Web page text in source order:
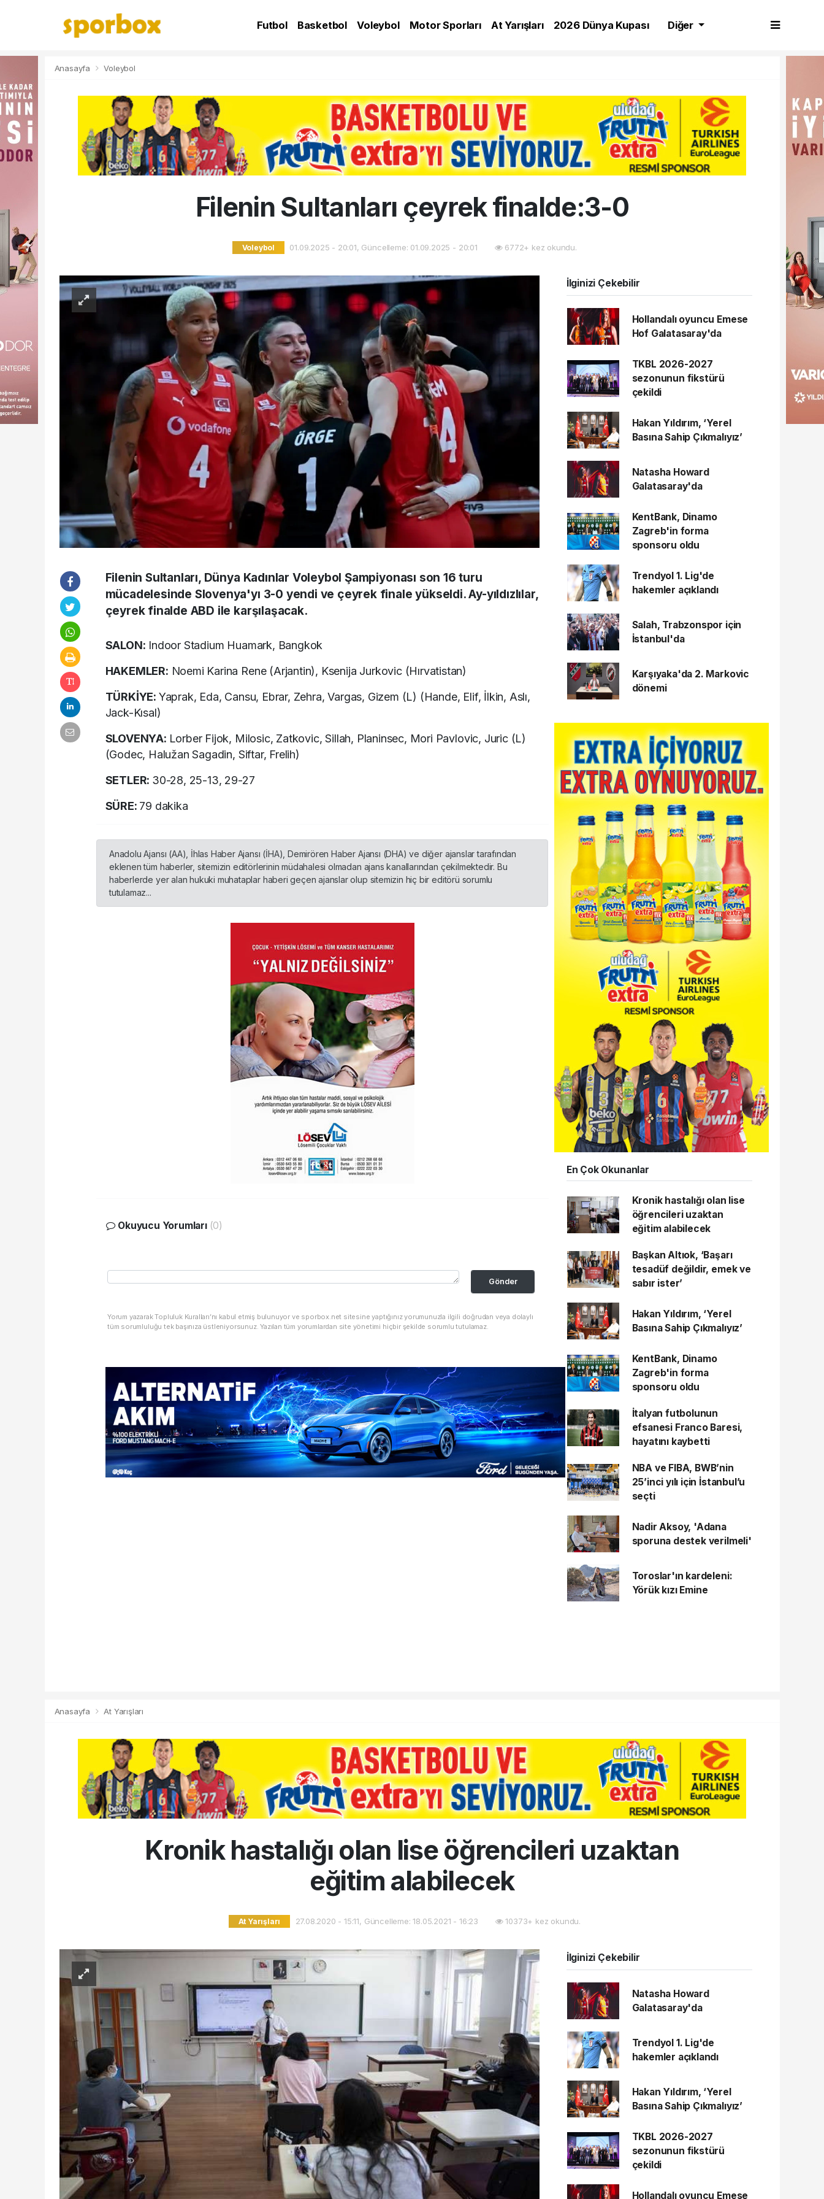
Futbol Basketbol Voleybol Motor Sporları At Yarışları
2026 Dünya Kupası
Diğer
Anasayfa Voleybol
Filenin Sultanları çeyrek finalde:3-0
Voleybol 01.09.2025 - 20:01, Güncelleme: 01.09.2025 - 20:01 6772+ kez okundu.
Filenin Sultanları, Dünya Kadınlar Voleybol Şampiyonası son 16 turu
mücadelesinde Slovenya'yı 3-0 yendi ve çeyrek finale yükseldi. Ay-yıldızlılar,
çeyrek finalde ABD ile karşılaşacak.
SALON: Indoor Stadium Huamark, Bangkok
HAKEMLER: Noemi Karina Rene (Arjantin), Ksenija Jurkovic (Hırvatistan)
TÜRKİYE: Yaprak, Eda, Cansu, Ebrar, Zehra, Vargas, Gizem (L) (Hande, Elif, İlkin, Aslı,
Jack-Kısal)
SLOVENYA: Lorber Fijok, Milosic, Zatkovic, Sillah, Planinsec, Mori Pavlovic, Juric (L)
(Godec, Halužan Sagadin, Siftar, Frelih)
SETLER: 30-28, 25-13, 29-27
SÜRE: 79 dakika
Anadolu Ajansı (AA), İhlas Haber Ajansı (İHA), Demirören Haber Ajansı (DHA) ve diğer ajanslar tarafından
eklenen tüm haberler, sitemizin editörlerinin müdahalesi olmadan ajans kanallarından çekilmektedir. Bu
haberlerde yer alan hukuki muhataplar haberi geçen ajanslar olup sitemizin hiç bir editörü sorumlu
tutulamaz...
Okuyucu Yorumları (0)
Gönder
Yorum yazarak Topluluk Kuralları’nı kabul etmiş bulunuyor ve sporbox.net sitesine yaptığınız yorumunuzla ilgili doğrudan veya dolaylı
tüm sorumluluğu tek başınıza üstleniyorsunuz. Yazılan tüm yorumlardan site yönetimi hiçbir şekilde sorumlu tutulamaz.
İlginizi Çekebilir
Hollandalı oyuncu Emese
Hof Galatasaray'da
TKBL 2026-2027
sezonunun fikstürü
çekildi
Hakan Yıldırım, ‘Yerel
Basına Sahip Çıkmalıyız’
Natasha Howard
Galatasaray'da
KentBank, Dinamo
Zagreb'in forma
sponsoru oldu
Trendyol 1. Lig'de
hakemler açıklandı
Salah, Trabzonspor için
İstanbul'da
Karşıyaka'da 2. Markovic
dönemi
En Çok Okunanlar
Kronik hastalığı olan lise
öğrencileri uzaktan
eğitim alabilecek
Başkan Altıok, ‘Başarı
tesadüf değildir, emek ve
sabır ister’
Hakan Yıldırım, ‘Yerel
Basına Sahip Çıkmalıyız’
KentBank, Dinamo
Zagreb'in forma
sponsoru oldu
İtalyan futbolunun
efsanesi Franco Baresi,
hayatını kaybetti
NBA ve FIBA, BWB’nin
25’inci yılı için İstanbul’u
seçti
Nadir Aksoy, 'Adana
sporuna destek verilmeli'
Toroslar'ın kardeleni:
Yörük kızı Emine
Anasayfa At Yarışları
Kronik hastalığı olan lise öğrencileri uzaktan
eğitim alabilecek
At Yarışları 27.08.2020 - 15:11, Güncelleme: 18.05.2021 - 16:23 10373+ kez okundu.
İlginizi Çekebilir
Natasha Howard
Galatasaray'da
Trendyol 1. Lig'de
hakemler açıklandı
Hakan Yıldırım, ‘Yerel
Basına Sahip Çıkmalıyız’
TKBL 2026-2027
sezonunun fikstürü
çekildi
Hollandalı oyuncu Emese